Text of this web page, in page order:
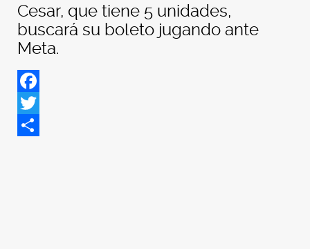
Cesar, que tiene 5 unidades,
buscará su boleto jugando ante
Meta.
Facebook
Twitter